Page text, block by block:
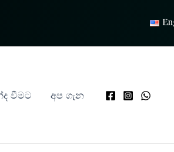
වීමට අප ගැන